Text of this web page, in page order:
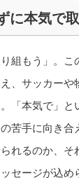
に本気で
組もう」。こ
、サッカーや
「本気で」と
苦手に向き合
れるのか、そ
セージが込め